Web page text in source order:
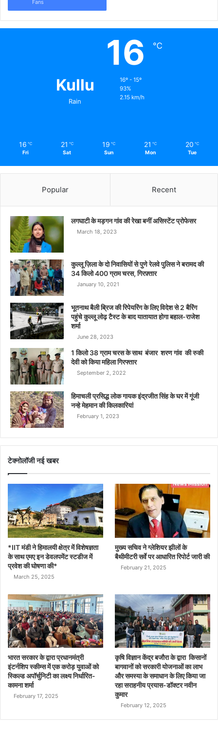
Fans
Kullu
Rain
16 ℃
16º - 15º
93%
2.15 km/h
16 ℃
Fri
21 ℃
Sat
19 ℃
Sun
21 ℃
Mon
20 ℃
Tue
Popular Recent
लगघाटी के मड़गन गांव की रेखा बनीं असिस्टेंट प्रोफेसर
March 18, 2023
कुल्लू ज़िला के दो निवासियों से पुणे रेलवे पुलिस ने बरामद की
34 किलो 400 ग्राम चरस, गिरफ़्तार
January 10, 2021
भूतनाथ बैली ब्रिज की रिपेयरिंग के लिए विदेश से 2 बैरिंग
पहुंचे कुल्लू लोढ़ टैस्ट के बाद यातायात होगा बहाल-राजेश
शर्मा
June 28, 2023
1 किलो 38 ग्राम चरस के साथ बंजार शरण गांव की रुकी
देवी को किया महिला गिरफ्तार
September 2, 2022
हिमाचली प्रसिद्ध लोक गायक इंद्रजीत सिंह के घर में गूंजी
नन्हे मेहमान की किलकारियां
February 1, 2023
टेक्नोलॉजी नई खबर
*IIT मंडी ने हिमालयी क्षेत्र में विशेषज्ञता
के साथ एमए इन डेवलपमेंट स्टडीज में
प्रवेश की घोषणा की*
March 25, 2025
मुख्य सचिव ने ग्लेशियर झीलों के
बैथीमीटरी सर्वे पर आधारित रिपोर्ट जारी की
February 21, 2025
भारत सरकार के द्वारा प्रधानमंत्री
इंटर्नशिप स्कीम्स में एक करोड़ युवाओं को
स्किल्ड अपॉर्चुनिटी का लक्ष्य निर्धारित-
कामना शर्मा
February 17, 2025
कृषि विज्ञान केंद्र बजौरा के द्वारा किसानों
बागवानों को सरकारी योजनाओं का लाभ
और समस्या के समाधान के लिए किया जा
रहा सराहनीय प्रयास-डॉक्टर नवीन
कुमार
February 12, 2025